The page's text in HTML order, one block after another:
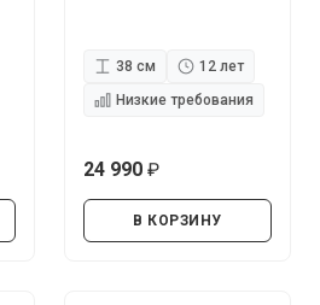
38 см
12 лет
Низкие требования
24 990
В КОРЗИНУ